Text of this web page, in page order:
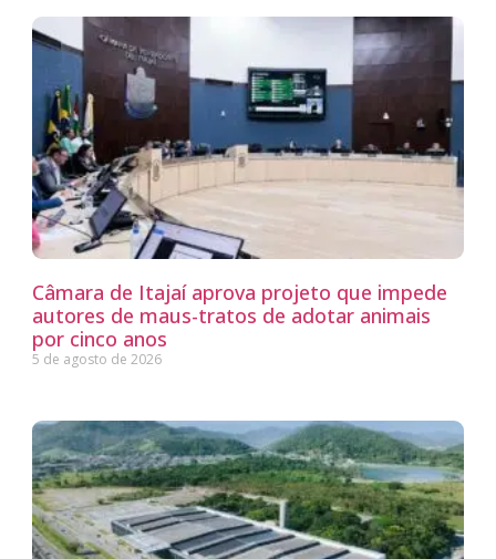
Câmara de Itajaí aprova projeto que impede
autores de maus-tratos de adotar animais
por cinco anos
5 de agosto de 2026